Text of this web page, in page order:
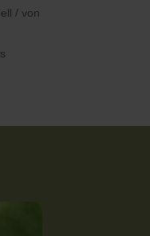
/ von